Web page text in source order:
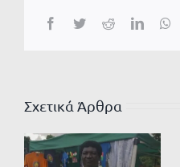
Facebook
TwitterReddit
Σχετικά Άρθρα